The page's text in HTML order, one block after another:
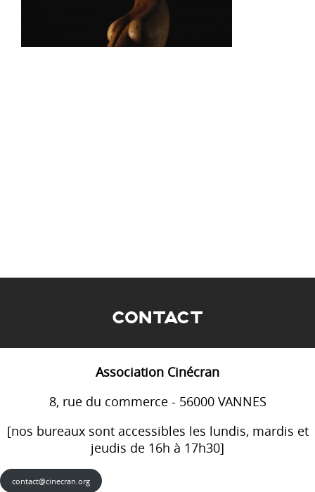
CONTACT
Association Cinécran
8, rue du commerce - 56000 VANNES
[nos bureaux sont accessibles les lundis, mardis et
jeudis de 16h à 17h30]
contact@cinecran.org